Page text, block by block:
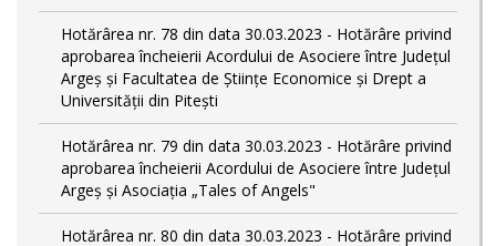
Hotărârea nr. 78 din data 30.03.2023 - Hotărâre privind
aprobarea încheierii Acordului de Asociere între Județul
Argeș și Facultatea de Științe Economice și Drept a
Universității din Pitești
Hotărârea nr. 79 din data 30.03.2023 - Hotărâre privind
aprobarea încheierii Acordului de Asociere între Județul
Argeș și Asociația „Tales of Angels"
Hotărârea nr. 80 din data 30.03.2023 - Hotărâre privind